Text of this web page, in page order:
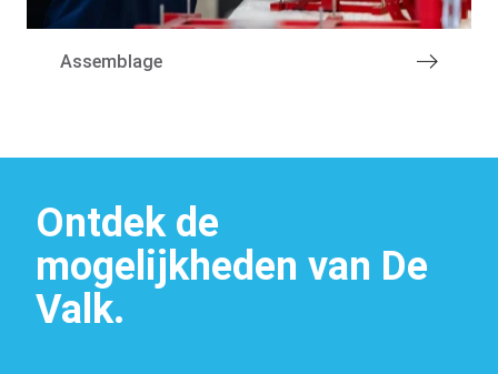
Vacatures
Assemblage
Ontdek de
mogelijkheden van De
Valk.